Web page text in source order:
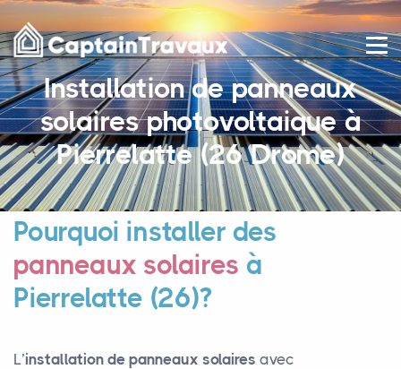
Installation de panneaux
solaires photovoltaique à
Pierrelatte (26 Drome)
Pourquoi installer des
panneaux solaires à
Pierrelatte (26)?
L’installation de panneaux solaires avec